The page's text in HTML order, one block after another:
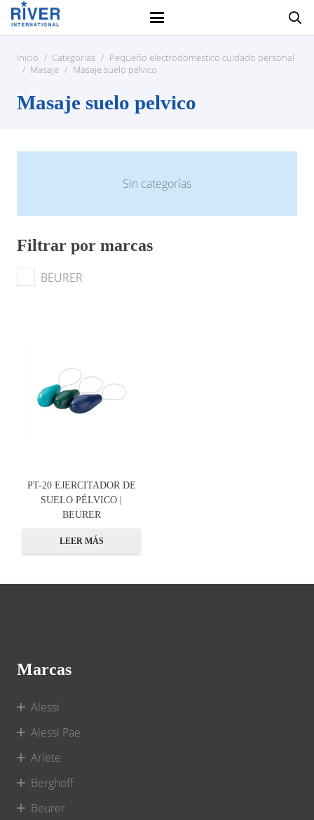
Inicio / Categorias / Pequeño electrodomestico cuidado personal
/ Masaje / Masaje suelo pelvico
Masaje suelo pelvico
Sin categorías
Filtrar por marcas
BEURER
PT-20 EJERCITADOR DE
SUELO PÉLVICO |
BEURER
LEER MÁS
Marcas
Alessi
Alessi Pae
Ariete
Berghoff
Beurer